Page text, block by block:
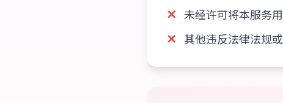
✕ 未经许可将本服务
✕ 其他违反法律法规